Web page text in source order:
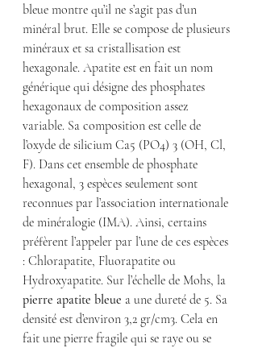
bleue montre qu’il ne s’agit pas d’un
minéral brut. Elle se compose de plusieurs
minéraux et sa cristallisation est
hexagonale. Apatite est en fait un nom
générique qui désigne des phosphates
hexagonaux de composition assez
variable. Sa composition est celle de
l’oxyde de silicium Ca5 (PO4) 3 (OH, Cl,
F). Dans cet ensemble de phosphate
hexagonal, 3 espèces seulement sont
reconnues par l’association internationale
de minéralogie (IMA). Ainsi, certains
préfèrent l’appeler par l’une de ces espèces
: Chlorapatite, Fluorapatite ou
Hydroxyapatite. Sur l’échelle de Mohs, la
pierre apatite bleue a une dureté de 5. Sa
densité est d’environ 3,2 gr/cm3. Cela en
fait une pierre fragile qui se raye ou se